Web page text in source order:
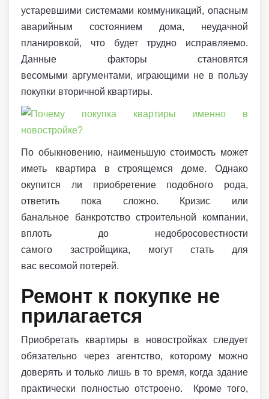
устаревшими системами коммуникаций, опасным
аварийным состоянием дома, неудачной
планировкой, что будет трудно исправляемо.
Данные факторы становятся
весомыми аргументами, играющими не в пользу
покупки вторичной квартиры.
По обыкновению, наименьшую стоимость может
иметь квартира в строящемся доме. Однако
окупится ли приобретение подобного рода,
ответить пока сложно. Кризис или
банальное банкротство строительной компании,
вплоть до недобросовестности
самого застройщика, могут стать для
вас весомой потерей.
Ремонт к покупке не
прилагается
Приобретать квартиры в новостройках следует
обязательно через агентство, которому можно
доверять и только лишь в то время, когда здание
практически полностью отстроено. Кроме того,